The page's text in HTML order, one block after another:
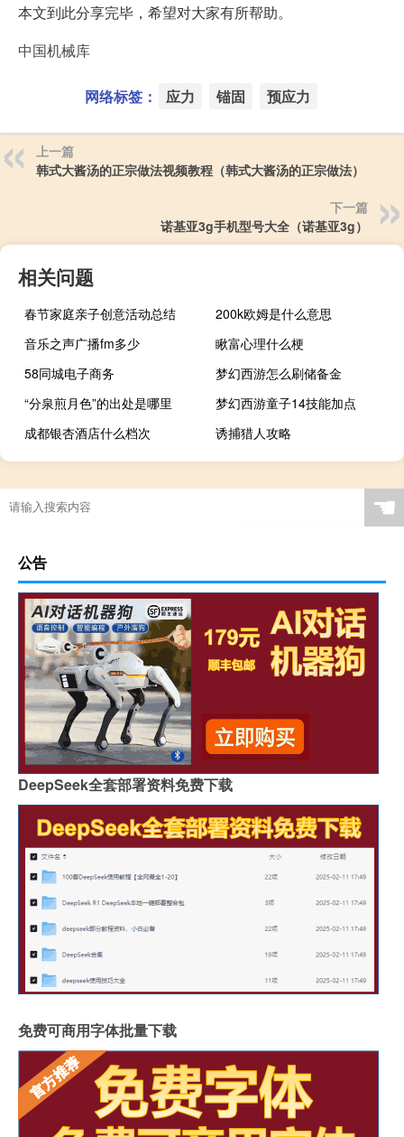
本文到此分享完毕，希望对大家有所帮助。
中国机械库
网络标签： 应力 锚固 预应力
上一篇
韩式大酱汤的正宗做法视频教程（韩式大酱汤的正宗做法）
下一篇
诺基亚3g手机型号大全（诺基亚3g）
相关问题
春节家庭亲子创意活动总结
200k欧姆是什么意思
音乐之声广播fm多少
瞅富心理什么梗
58同城电子商务
梦幻西游怎么刷储备金
“分泉煎月色”的出处是哪里
梦幻西游童子14技能加点
成都银杏酒店什么档次
诱捕猎人攻略
☚
公告
DeepSeek全套部署资料免费下载
免费可商用字体批量下载